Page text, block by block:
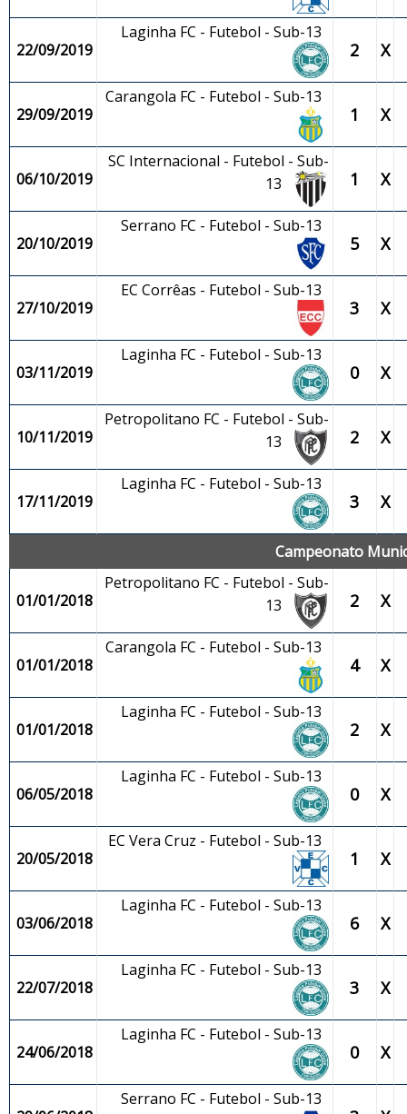
22/09/2019
Laginha FC - Futebol - Sub-13
2 X
29/09/2019
Carangola FC - Futebol - Sub-13
1 X
06/10/2019
SC Internacional - Futebol - Sub-
13
1 X
20/10/2019
Serrano FC - Futebol - Sub-13
5 X
27/10/2019
EC Corrêas - Futebol - Sub-13
3 X
03/11/2019
Laginha FC - Futebol - Sub-13
0 X
10/11/2019
Petropolitano FC - Futebol - Sub-
13
2 X
17/11/2019
Laginha FC - Futebol - Sub-13
3 X
Campeonato
01/01/2018
Petropolitano FC - Futebol - Sub-
13
2 X
01/01/2018
Carangola FC - Futebol - Sub-13
4 X
01/01/2018
Laginha FC - Futebol - Sub-13
2 X
06/05/2018
Laginha FC - Futebol - Sub-13
0 X
20/05/2018
EC Vera Cruz - Futebol - Sub-13
1 X
03/06/2018
Laginha FC - Futebol - Sub-13
6 X
22/07/2018
Laginha FC - Futebol - Sub-13
3 X
24/06/2018
Laginha FC - Futebol - Sub-13
0 X
Serrano FC - Futebol - Sub-13